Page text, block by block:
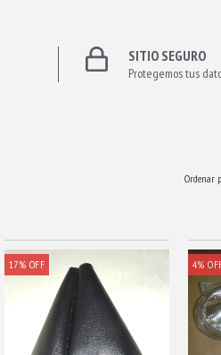
SITIO SEGURO
Protegemos tus
Ordenar
17% OFF 4%